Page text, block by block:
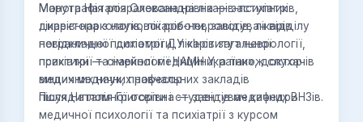
Монографія розрахована на лікарів-психіатрів,
лікарів-наркологів, лікарів-неврологів, лікарів
невідкладної допомоги, лікарів загальної
практики — сімейної медицини, а також слухачів
вищих медичних навчальних закладів
післядипломної освіти і студентів медичних ВНЗів.
Марута Наталія Олександрівна — заступник
директора з наукової роботи, завідувач відділу
пограничної психіатрії ДУ «Інститут неврології,
психіатрії та наркології НАМН України», доктор
медичних наук, професор
Пшук Наталія Григорівна — завідувач кафедри
медичної психології та психіатрії з курсом